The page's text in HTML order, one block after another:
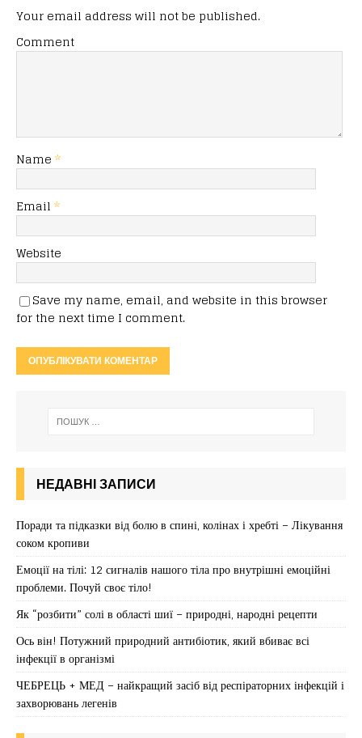
Your email address will not be published.
Comment
Name *
Email *
Website
Save my name, email, and website in this browser
for the next time I comment.
НЕДАВНІ ЗАПИСИ
Поради та підказки від болю в спині, колінах і хребті – Лікування
соком кропиви
Емоції на тілі: 12 сигналів нашого тіла про внутрішні емоційні
проблеми. Почуй своє тіло!
Як “розбити” солі в області шиї – природні, народні рецепти
Ось він! Потужний природний антибіотик, який вбиває всі
інфекції в організмі
ЧЕБРЕЦЬ + МЕД – найкращий засіб від респіраторних інфекцій і
захворювань легенів